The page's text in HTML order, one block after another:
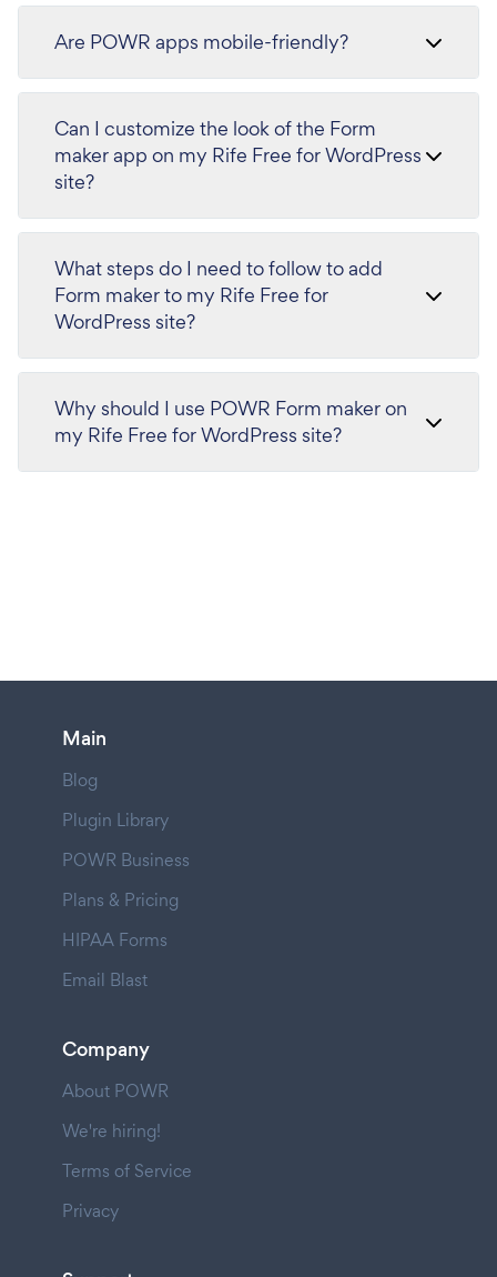
Are POWR apps mobile-friendly?
Can I customize the look of the Form
maker app on my Rife Free for WordPress
site?
What steps do I need to follow to add
Form maker to my Rife Free for
WordPress site?
Why should I use POWR Form maker on
my Rife Free for WordPress site?
Main
Blog
Plugin Library
POWR Business
Plans & Pricing
HIPAA Forms
Email Blast
Company
About POWR
We're hiring!
Terms of Service
Privacy